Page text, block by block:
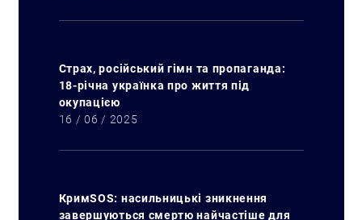
Страх, російський гімн та пропаганда:
18-річна українка про життя під
окупацією
16 / 06 / 2025
КримSOS: насильницькі зникнення
завершуються смертю найчастіше для